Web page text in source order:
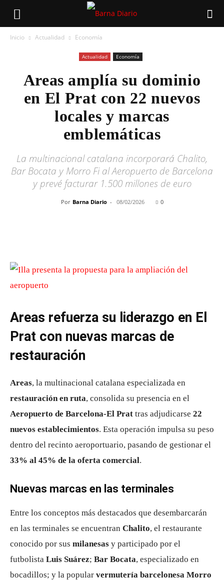
Inicio Actualidad Economía
Actualidad Economía
Areas amplía su dominio
en El Prat con 22 nuevos
locales y marcas
emblemáticas
La multinacional catalana incorporará Chalito,
Bar Bocata y Morro Fi al Aeropuerto de Barcelona
y prevé facturar 1.500 millones de euro
Por Barna Diario - 08/02/2026 0
Areas refuerza su liderazgo en El
Prat con nuevas marcas de
restauración
Areas, la multinacional catalana especializada en
restauración en ruta, consolida su presencia en el
Aeropuerto de Barcelona-El Prat tras adjudicarse 22
nuevos establecimientos. Esta operación impulsa su peso
dentro del recinto aeroportuario, pasando de gestionar el
33% al 45% de la oferta comercial.
Nuevas marcas en las terminales
Entre los conceptos más destacados que desembarcarán
en las terminales se encuentran Chalito, el restaurante
conocido por sus milanesas y participado por el
futbolista Luis Suárez; Bar Bocata, especializado en
bocadillos; y la popular vermutería barcelonesa Morro